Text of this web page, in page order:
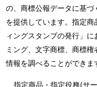
の、商標公報データに基
を提供しています。指定
ィングスタンプの発行」
ミング、文字商標、商標
情報を調べることができま
指定商品・指定役務(サ